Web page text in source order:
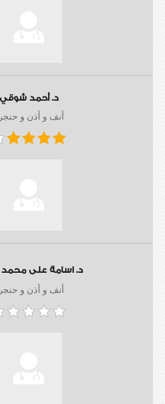
د. أحمد شوقي
أنف و أذن و حنجرة
د. اسامة على محمد
أنف و أذن و حنجرة